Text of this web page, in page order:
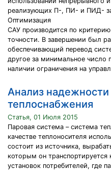
реализующих П-, ПИ- и ПИД-
Оптимизация
САУ производится по
точности. В завершении был
обеспечивающий перевод
другое за минимальное число
наличии ограничения на
Анализ
теплоснабжения
Статья, 01 Июля 2015
Паровая система – система
качестве теплоносителя
состоит из источника,
которым он
установок потребителей, где